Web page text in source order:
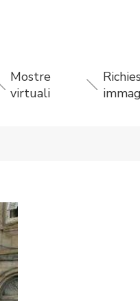
Mostre
virtuali